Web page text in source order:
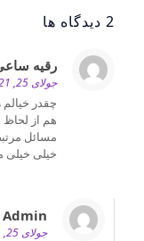
2 دیدگاه ها
رقیه
جولای 25, 2021 در 7:53 ب.ظ
چقدر
هم از
مسائل
خیلی خیلی
Admin
جولای 25, 2021 در 7:57 ب.ظ